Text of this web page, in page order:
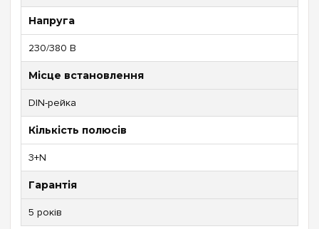
Напруга
230/380 В
Місце встановлення
DIN-рейка
Кількість полюсів
3+N
Гарантія
5 років